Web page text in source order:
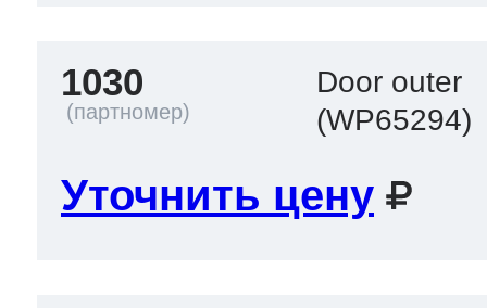
1030
Door outer
(WP65294)
Уточнить цену